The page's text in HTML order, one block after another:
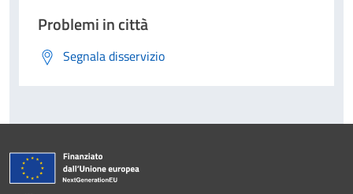
Problemi in città
Segnala disservizio